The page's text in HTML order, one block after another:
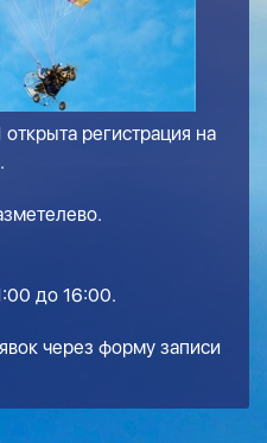
регистрация на
до 16:00.
через форму записи